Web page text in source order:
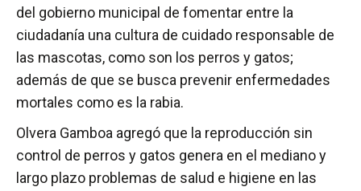
del gobierno municipal de fomentar entre la
ciudadanía una cultura de cuidado responsable de
las mascotas, como son los perros y gatos;
además de que se busca prevenir enfermedades
mortales como es la rabia.
Olvera Gamboa agregó que la reproducción sin
control de perros y gatos genera en el mediano y
largo plazo problemas de salud e higiene en las